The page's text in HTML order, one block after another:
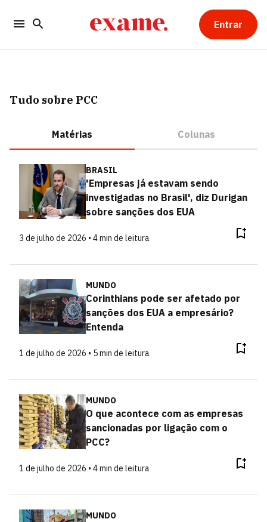
Entrar
Tudo sobre PCC
Matérias Colunas
BRASIL
'Empresas já estavam sendo
investigadas no Brasil', diz Durigan
sobre sanções dos EUA
3 de julho de 2026 • 4 min de leitura
MUNDO
Corinthians pode ser afetado por
sanções dos EUA a empresário?
Entenda
1 de julho de 2026 • 5 min de leitura
MUNDO
O que acontece com as empresas
sancionadas por ligação com o
PCC?
1 de julho de 2026 • 4 min de leitura
MUNDO